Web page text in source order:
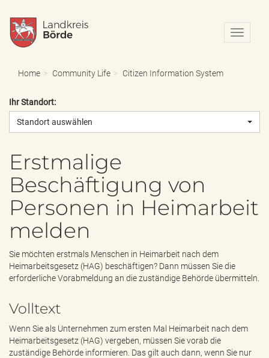
N
a
o
/
a
e
Home Community Life Citizen Information System
Ihr Standort:
Standort auswählen
Erstmalige
Beschäftigung von
Personen in Heimarbeit
melden
Sie möchten erstmals Menschen in Heimarbeit nach dem
Heimarbeitsgesetz (HAG) beschäftigen? Dann müssen Sie die
erforderliche Vorabmeldung an die zuständige Behörde übermitteln.
Volltext
Wenn Sie als Unternehmen zum ersten Mal Heimarbeit nach dem
Heimarbeitsgesetz (HAG) vergeben, müssen Sie vorab die
zuständige Behörde informieren. Das gilt auch dann, wenn Sie nur